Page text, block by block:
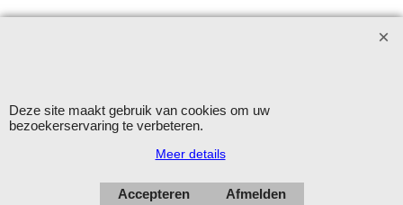
software.
Deze site maakt gebruik van cookies om uw
bezoekerservaring te verbeteren.
Meer details
Accepteren Afmelden